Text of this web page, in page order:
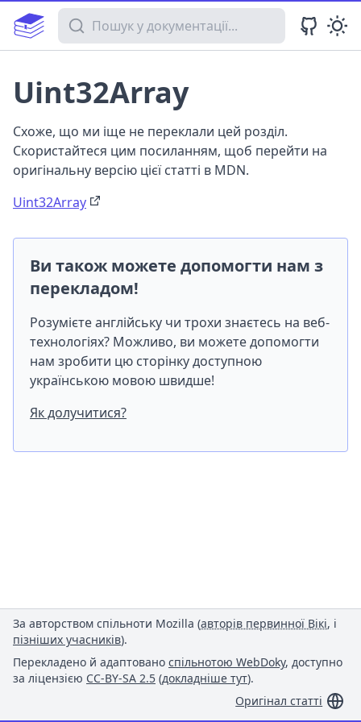
Пошук у документації
Uint32Array
Схоже, що ми іще не переклали цей розділ.
Скористайтеся цим посиланням, щоб перейти на
оригінальну версію цієї статті в MDN.
Uint32Array
Ви також можете допомогти нам з
перекладом!
Розумієте англійську чи трохи знаєтесь на веб-
технологіях? Можливо, ви можете допомогти
нам зробити цю сторінку доступною
українською мовою швидше!
Як долучитися?
За авторством спільноти Mozilla (авторів первинної Вікі, і
пізніших учасників).
Перекладено й адаптовано спільнотою WebDoky, доступно
за ліцензією CC-BY-SA 2.5 (докладніше тут).
Оригінал статті